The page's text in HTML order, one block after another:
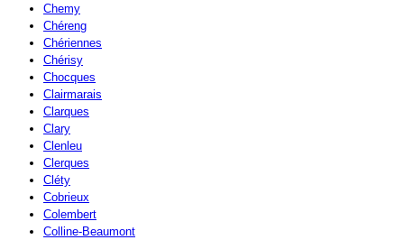
Chemy
Chéreng
Chériennes
Chérisy
Chocques
Clairmarais
Clarques
Clary
Clenleu
Clerques
Cléty
Cobrieux
Colembert
Colline-Beaumont